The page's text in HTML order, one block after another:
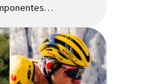
Porém,
relativamente
um
na